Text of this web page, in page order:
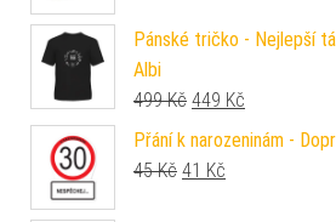
Pánské tričko - Nejlepší
Albi
499Kč Původní cena byla:
449 Kč
Přání k narozeninám -
45Kč Původní cena byla:
41 Kč